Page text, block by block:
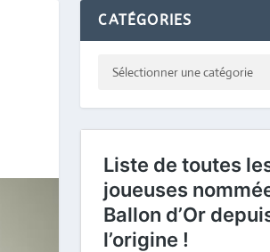
CATÉGORIES